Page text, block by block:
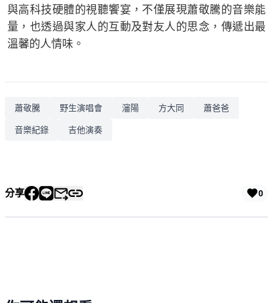
與高科技硬體的視聽饗宴，不僅展現蕭敬騰的音樂能
量，也透過與家人的互動及對友人的思念，傳遞出最
溫馨的人情味。
蕭敬騰 野生演唱會 瀋陽 方大同 蕭爸爸
音樂紀錄 吉他演奏
分享 0